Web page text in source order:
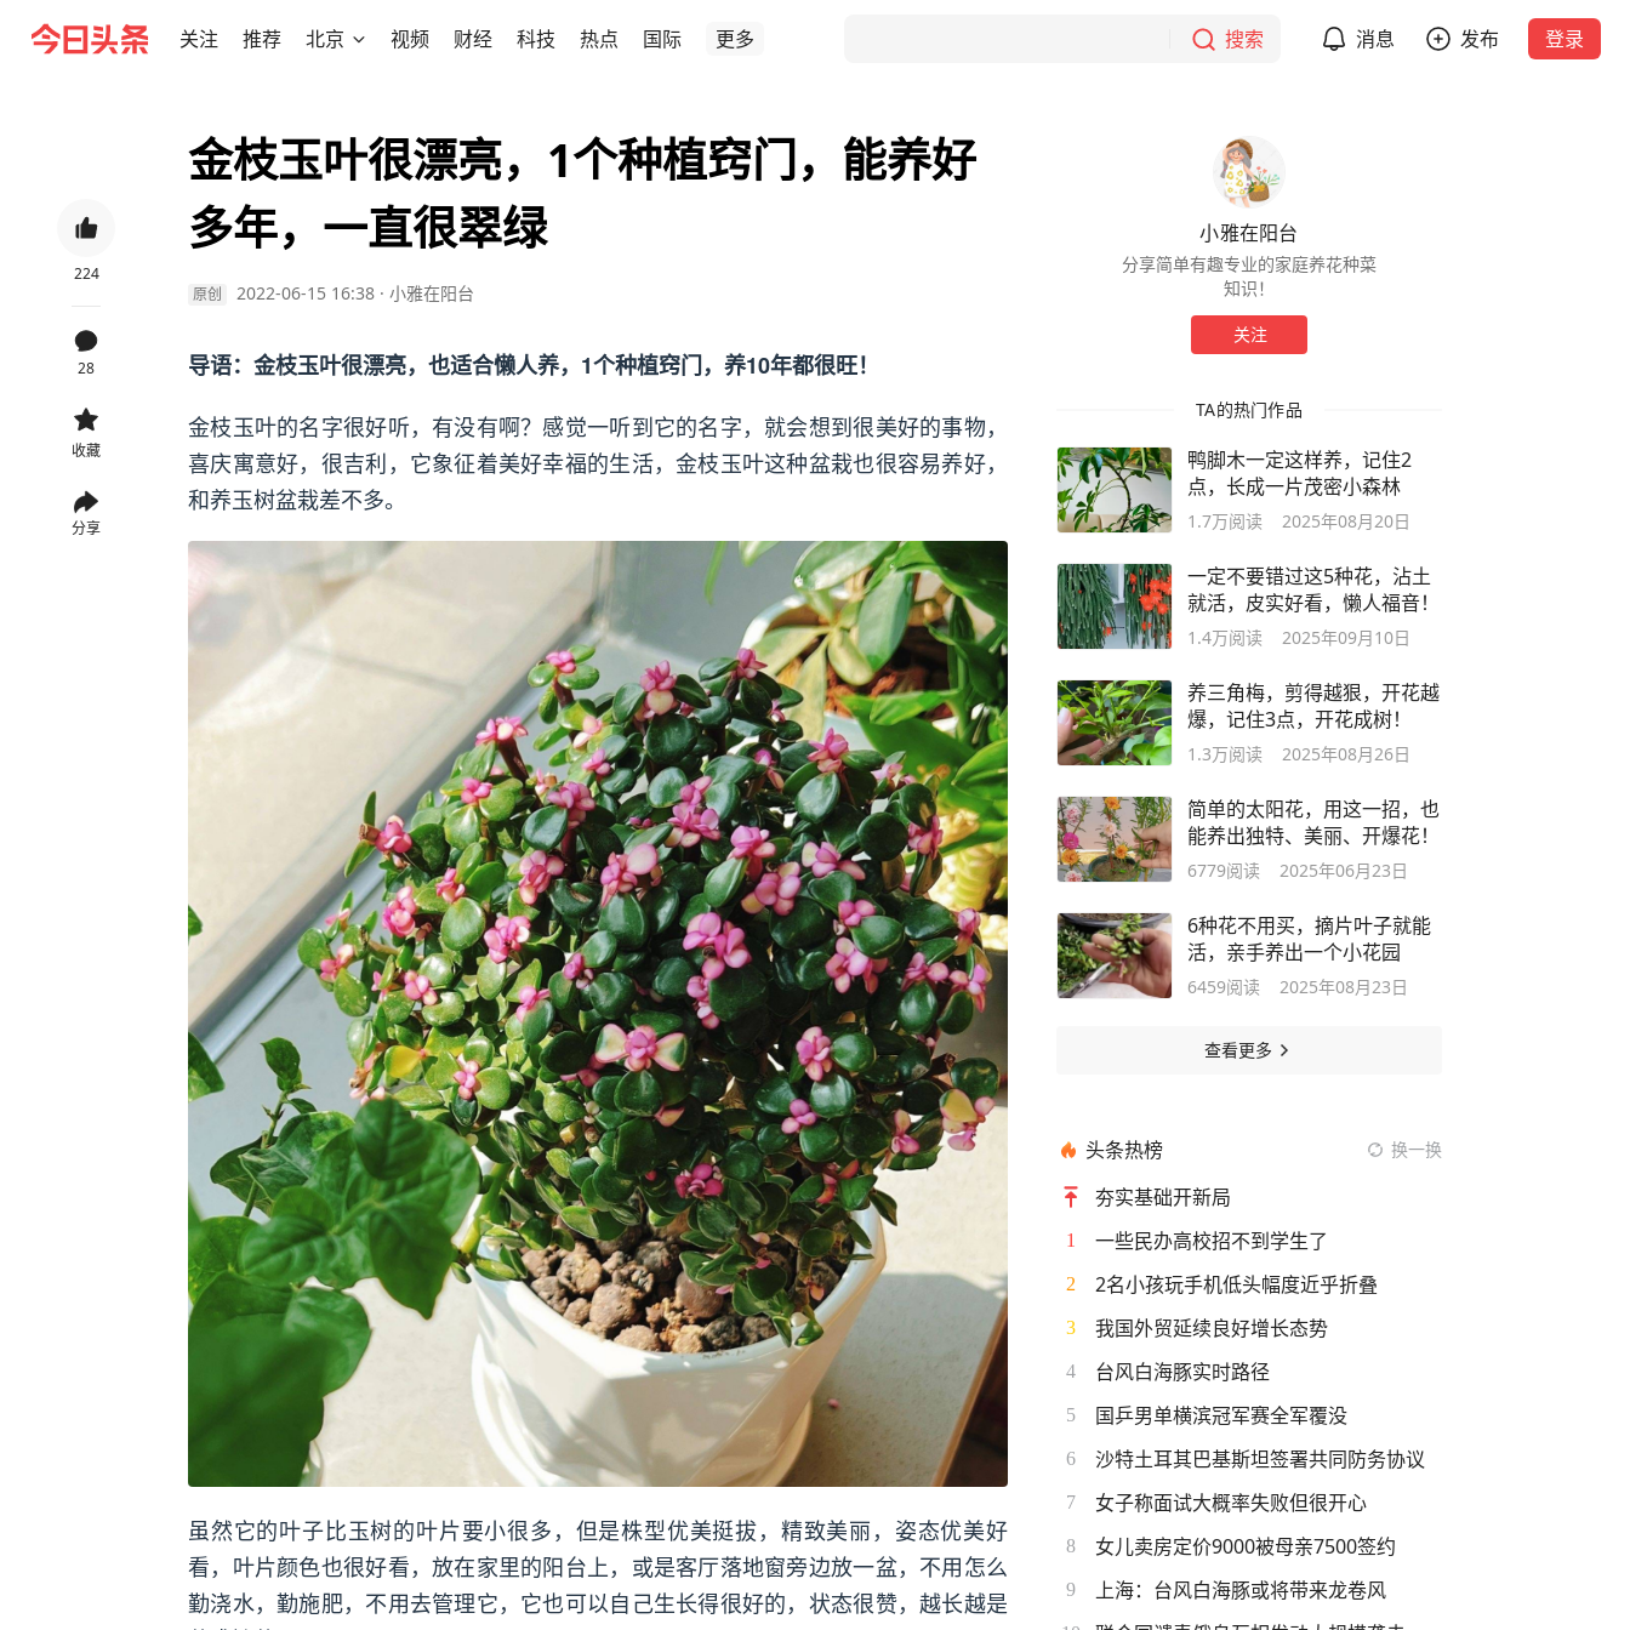
关注 推荐 北京 视频 财经 科技 热点 国际 更多 搜索 消息 发布 登录
224
28
收藏
分享
金枝玉叶很漂亮，1个种植窍门，能养好
多年，一直很翠绿
原创 2022-06-15 16:38 · 小雅在阳台
导语：金枝玉叶很漂亮，也适合懒人养，1个种植窍门，养10年都很旺！
金枝玉叶的名字很好听，有没有啊？感觉一听到它的名字，就会想到很美好的事物，
喜庆寓意好，很吉利，它象征着美好幸福的生活，金枝玉叶这种盆栽也很容易养好，
和养玉树盆栽差不多。
虽然它的叶子比玉树的叶片要小很多，但是株型优美挺拔，精致美丽，姿态优美好
看，叶片颜色也很好看，放在家里的阳台上，或是客厅落地窗旁边放一盆，不用怎么
勤浇水，勤施肥，不用去管理它，它也可以自己生长得很好的，状态很赞，越长越是
小雅在阳台
分享简单有趣专业的家庭养花种菜
知识！
关注
TA的热门作品
鸭脚木一定这样养，记住2
点，长成一片茂密小森林
1.7万阅读 2025年08月20日
一定不要错过这5种花，沾土
就活，皮实好看，懒人福音！
1.4万阅读 2025年09月10日
养三角梅，剪得越狠，开花越
爆，记住3点，开花成树！
1.3万阅读 2025年08月26日
简单的太阳花，用这一招，也
能养出独特、美丽、开爆花！
6779阅读 2025年06月23日
6种花不用买，摘片叶子就能
活，亲手养出一个小花园
6459阅读 2025年08月23日
查看更多
头条热榜 换一换
夯实基础开新局
1 一些民办高校招不到学生了
2 2名小孩玩手机低头幅度近乎折叠
3 我国外贸延续良好增长态势
4 台风白海豚实时路径
5 国乒男单横滨冠军赛全军覆没
6 沙特土耳其巴基斯坦签署共同防务协议
7 女子称面试大概率失败但很开心
8 女儿卖房定价9000被母亲7500签约
9 上海：台风白海豚或将带来龙卷风